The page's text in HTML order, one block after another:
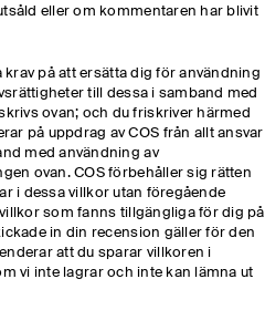
eller om kommentaren har blivit
krav på att ersätta dig för användning
till dessa i samband med
ovan; och du friskriver härmed
på uppdrag av COS från allt ansvar
med användning av
ovan. COS förbehåller sig rätten
i dessa villkor utan föregående
som fanns tillgängliga för dig på
in din recension gäller för den
att du sparar villkoren i
vi inte lagrar och inte kan lämna ut